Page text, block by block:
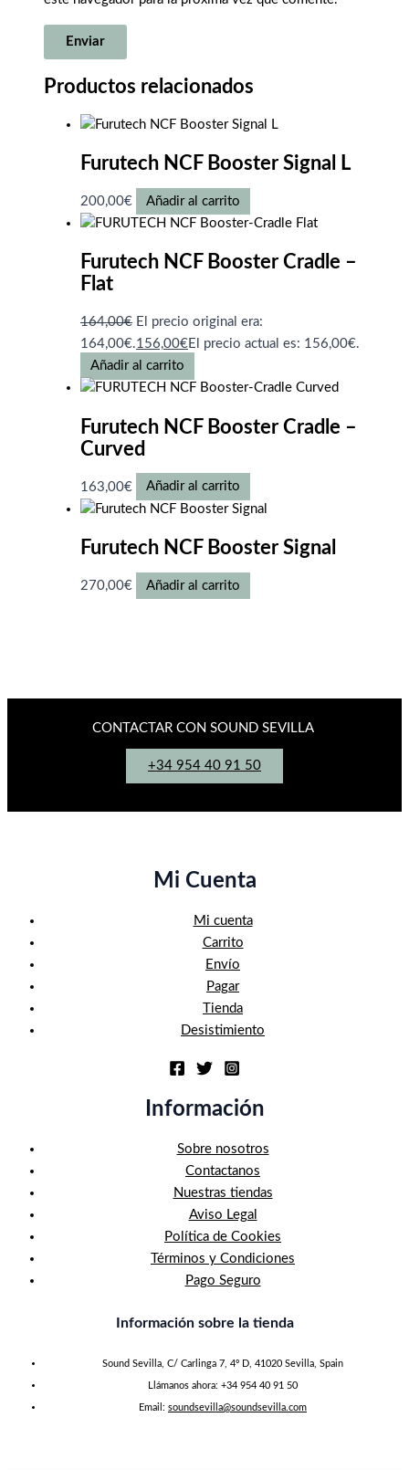
Productos relacionados
Furutech NCF Booster Signal L
200,00€ Añadir al carrito
Furutech NCF Booster Cradle –
Flat
164,00€ El precio original era:
164,00€.156,00€El precio actual es: 156,00€.
Añadir al carrito
Furutech NCF Booster Cradle –
Curved
163,00€ Añadir al carrito
Furutech NCF Booster Signal
270,00€ Añadir al carrito
CONTACTAR CON SOUND SEVILLA
+34 954 40 91 50
Mi Cuenta
Mi cuenta
Carrito
Envío
Pagar
Tienda
Desistimiento
Información
Sobre nosotros
Contactanos
Nuestras tiendas
Aviso Legal
Política de Cookies
Términos y Condiciones
Pago Seguro
Información sobre la tienda
Sound Sevilla, C/ Carlinga 7, 4º D, 41020 Sevilla, Spain
Llámanos ahora: +34 954 40 91 50
Email: soundsevilla@soundsevilla.com